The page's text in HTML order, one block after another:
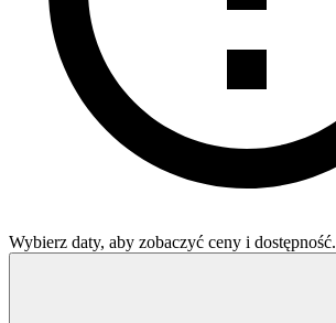
Wybierz daty, aby zobaczyć ceny i dostępność.